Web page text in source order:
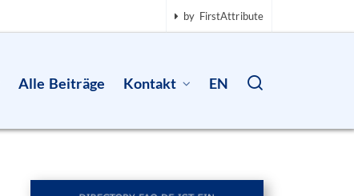
by FirstAttribute
Alle Beiträge Kontakt EN